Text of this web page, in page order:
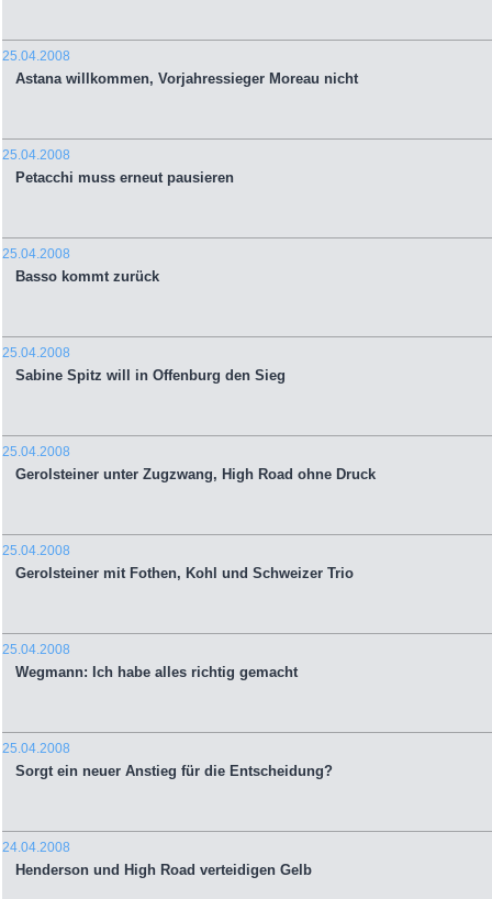
25.04.2008
Astana willkommen, Vorjahressieger Moreau nicht
25.04.2008
Petacchi muss erneut pausieren
25.04.2008
Basso kommt zurück
25.04.2008
Sabine Spitz will in Offenburg den Sieg
25.04.2008
Gerolsteiner unter Zugzwang, High Road ohne Druck
25.04.2008
Gerolsteiner mit Fothen, Kohl und Schweizer Trio
25.04.2008
Wegmann: Ich habe alles richtig gemacht
25.04.2008
Sorgt ein neuer Anstieg für die Entscheidung?
24.04.2008
Henderson und High Road verteidigen Gelb